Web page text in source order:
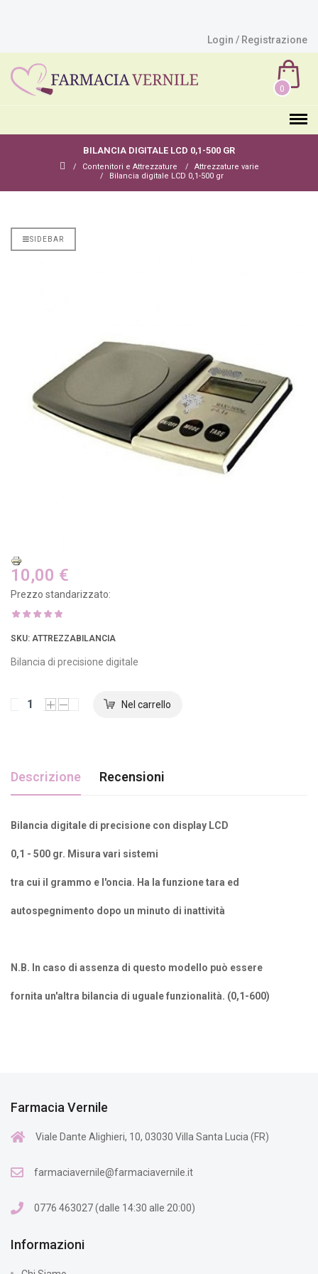
Login / Registrazione
0
BILANCIA DIGITALE LCD 0,1-500 GR
Contenitori e Attrezzature
Attrezzature varie
Bilancia digitale LCD 0,1-500 gr
SIDEBAR
10,00 €
Prezzo standarizzato:
SKU: ATTREZZABILANCIA
Bilancia di precisione digitale
Descrizione Recensioni
Bilancia digitale di precisione con display LCD
0,1 - 500 gr. Misura vari sistemi
tra cui il grammo e l'oncia. Ha la funzione tara ed
autospegnimento dopo un minuto di inattività
N .B. In caso di assenza di questo modello può essere
fornita un'altra bilancia di uguale funzionalità. (0,1-600)
Farmacia Vernile
Viale Dante Alighieri, 10, 03030 Villa Santa Lucia (FR)
farmaciavernile@farmaciavernile.it
0776 463027 (dalle 14:30 alle 20:00)
Informazioni